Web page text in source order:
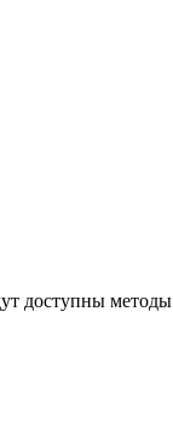
доступны методы